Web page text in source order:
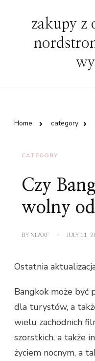
zakupy z
Home category
CATEGORY
Czy
wolny
BY NLAXF JULY 11,
Ostatnia
Bangkok może być
dla turystów, a
wielu zachodnich
szorstkich, a także
życiem nocnym, a